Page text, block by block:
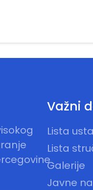
Važni
Lista
Lista
Galerije
Javne